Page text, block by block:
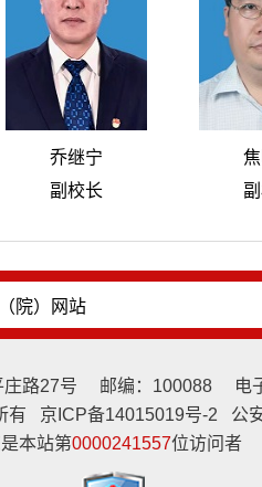
乔继宁
副校长
庄路27号 邮编：100088 电
有 京ICP备14015019号-2 公
本站第0000241557位访问者